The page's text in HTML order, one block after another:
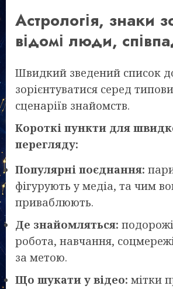
Астрологія, знаки
відомі люди,
Швидкий зведений список
зорієнтуватися серед
сценаріїв знайомств.
Короткі пункти для
перегляду:
Популярні поєднання:
фігурують у медіа, та чим
приваблюють.
Де знайомляться:
робота, навчання,
за метою.
Що шукати у відео: мітки